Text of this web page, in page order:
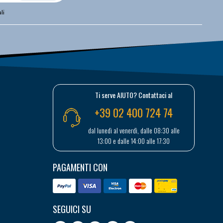
Ti serve AIUTO? Contattaci al
+39 02 400 724 74
dal lunedì al venerdì, dalle 08:30 alle
13:00 e dalle 14:00 alle 17:30
PAGAMENTI CON
SEGUICI SU